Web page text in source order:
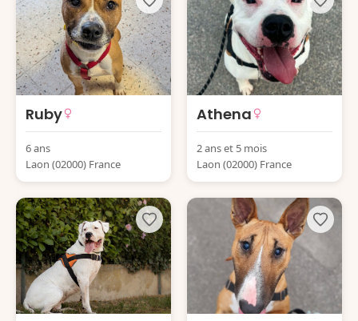
Ruby
6 ans
Laon (02000) France
Athena
2 ans et 5 mois
Laon (02000) France